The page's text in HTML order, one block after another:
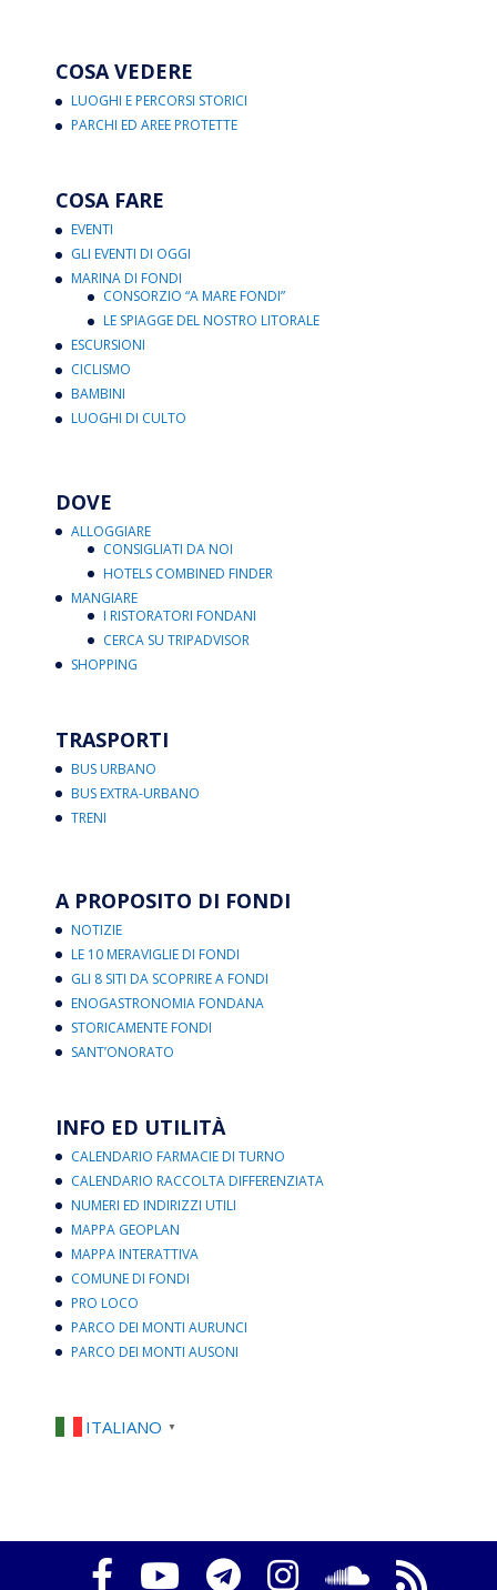
COSA VEDERE
LUOGHI E PERCORSI STORICI
PARCHI ED AREE PROTETTE
COSA FARE
EVENTI
GLI EVENTI DI OGGI
MARINA DI FONDI
CONSORZIO “A MARE FONDI”
LE SPIAGGE DEL NOSTRO LITORALE
ESCURSIONI
CICLISMO
BAMBINI
LUOGHI DI CULTO
DOVE
ALLOGGIARE
CONSIGLIATI DA NOI
HOTELS COMBINED FINDER
MANGIARE
I RISTORATORI FONDANI
CERCA SU TRIPADVISOR
SHOPPING
TRASPORTI
BUS URBANO
BUS EXTRA-URBANO
TRENI
A PROPOSITO DI FONDI
NOTIZIE
LE 10 MERAVIGLIE DI FONDI
GLI 8 SITI DA SCOPRIRE A FONDI
ENOGASTRONOMIA FONDANA
STORICAMENTE FONDI
SANT’ONORATO
INFO ED UTILITÀ
CALENDARIO FARMACIE DI TURNO
CALENDARIO RACCOLTA DIFFERENZIATA
NUMERI ED INDIRIZZI UTILI
MAPPA GEOPLAN
MAPPA INTERATTIVA
COMUNE DI FONDI
PRO LOCO
PARCO DEI MONTI AURUNCI
PARCO DEI MONTI AUSONI
ITALIANO ▼